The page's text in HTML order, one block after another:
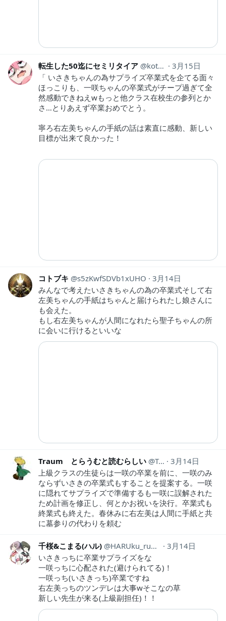
転生した50迄にセミリタイア kotahinshi2
3月15日
「 いさきちゃんの為サプライズ卒業式を企てる面々
ほっこりも、一咲ちゃんの卒業式がチープ過ぎて全
然感動できねえwもっと他クラス在校生の参列とか
さ…とりあえず卒業おめでとう。
寧ろ右左美ちゃんの手紙の話は素直に感動、新しい
目標が出来て良かった！
コトブキ s5zKwfSDVb1xUHO
3月14日
みんなで考えたいさきちゃんの為の卒業式そして右
左美ちゃんの手紙はちゃんと届けられたし娘さんに
も会えた。
もし右左美ちゃんが人間になれたら聖子ちゃんの所
に会いに行けるといいな
Traum とらうむと読むらしい Traum1
3月14日
上級クラスの生徒らは一咲の卒業を前に、一咲のみ
ならずいさきの卒業式もすることを提案する。一咲
に隠れてサプライズで準備するも一咲に誤解された
ため計画を修正し、何とかお祝いを決行。卒業式も
終業式も終えた。春休みに右左美は人間に手紙と共
に墓参りの代わりを頼む
千桜&こまる(ハル) HARUku_ru1ban
3月14日
いさきっちに卒業サプライズをな
一咲っちに心配された(避けられてる)！
一咲っち(いさきっち)卒業ですね
右左美っちのツンデレは大事wそこなの草
新しい先生が来る(上級副担任)！！